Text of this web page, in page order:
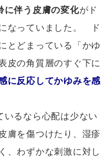
に伴う皮膚の変化がド
なっていました。 ド
とどまっている「かゆ
皮の角質層のすぐ下に
に反応してかゆみを感
るなら心配は少ない
膚を傷つけたり、湿疹
、わずかな刺激に対し